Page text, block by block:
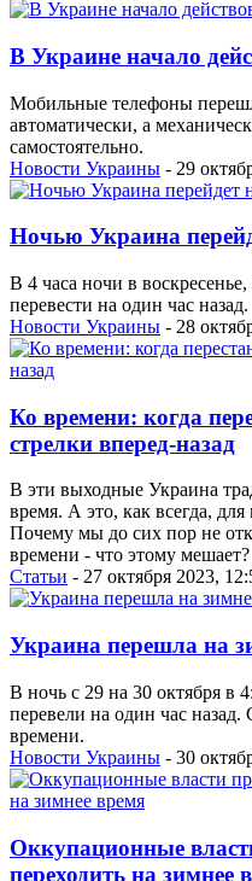
В Украине начало
Мобильные телефоны
автоматически, а
самостоятельно.
Новости Украины - 29
Ночью Украина
В 4 часа ночи в
перевести на один час назад.
Новости Украины - 28
Ко времени: когда
стрелки вперед-назад
В эти выходные Украина
время. А это, как всегда,
Почему мы до сих пор не
времени - что этому мешает?
Статьи - 27 октября 2023,
Украина перешла на
В ночь с 29 на 30 октября в
перевели на один час
времени.
Новости Украины - 30
Оккупационные
переходить на зимнее